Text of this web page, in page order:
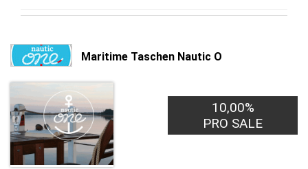
Maritime Taschen Nautic O
10,00%
PRO SALE